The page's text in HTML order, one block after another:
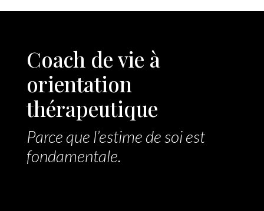
Coach de vie à
orientation
thérapeutique
Parce que l’estime de soi est
fondamentale.